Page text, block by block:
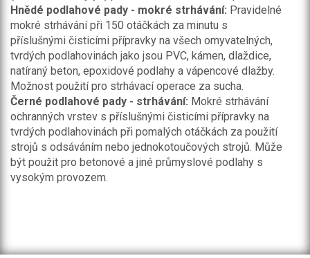
Hnědé podlahové pady - mokré strhávání: Pravidelné
mokré strhávání při 150 otáčkách za minutu s
příslušnými čisticími přípravky na všech omyvatelných,
tvrdých podlahovinách jako jsou PVC, kámen, dlaždice,
natíraný beton, epoxidové podlahy a vápencové dlažby.
Možnost použití pro strhávací operace za sucha.
Černé podlahové pady - strhávání: Mokré strhávání
ochranných vrstev s příslušnými čisticími přípravky na
tvrdých podlahovinách při pomalých otáčkách za použití
strojů s odsáváním nebo jednokotoučových strojů. Může
být použit pro betonové a jiné průmyslové podlahy s
vysokým provozem.